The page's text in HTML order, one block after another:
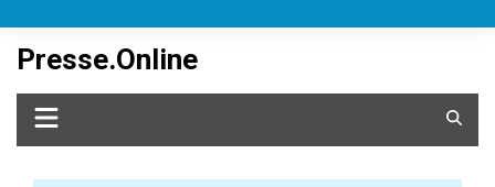
content
Presse.Online